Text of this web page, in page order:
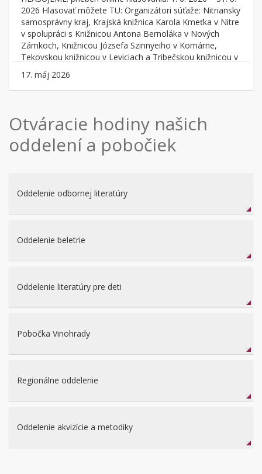
2026 Hlasovať môžete TU: Organizátori súťaže: Nitriansky
samosprávny kraj, Krajská knižnica Karola Kmeťka v Nitre
v spolupráci s Knižnicou Antona Bernoláka v Nových
Zámkoch, Knižnicou Józsefa Szinnyeiho v Komárne,
Tekovskou knižnicou v Leviciach a Tribečskou knižnicou v
Topoľčanoch vyhlasujú súťaž NAJ kniha Nitrianskeho
samosprávneho kraja 2025. Zámer súťaže: Zámerom
projektu je podpora prezentácie literárnej tvorby
regionálne (obrazom, slovom alebo ich kombináciou)
spätá s Nitrianskym krajom. Cieľom projektu je na úrovni
kraja vytvoriť čitateľsky pútavú súťaž o najlepšie knihy
vydané...
17. máj 2026
Otváracie hodiny našich
oddelení a pobočiek
Oddelenie odbornej literatúry
Oddelenie beletrie
Oddelenie literatúry pre deti
Pobočka Vinohrady
Regionálne oddelenie
Oddelenie akvizície a metodiky